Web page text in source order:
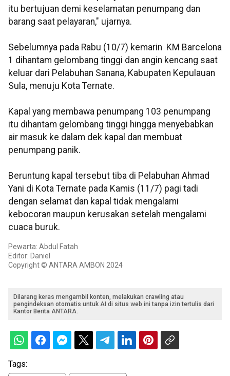
itu bertujuan demi keselamatan penumpang dan
barang saat pelayaran," ujarnya.
Sebelumnya pada Rabu (10/7) kemarin KM Barcelona
1 dihantam gelombang tinggi dan angin kencang saat
keluar dari Pelabuhan Sanana, Kabupaten Kepulauan
Sula, menuju Kota Ternate.
Kapal yang membawa penumpang 103 penumpang
itu dihantam gelombang tinggi hingga menyebabkan
air masuk ke dalam dek kapal dan membuat
penumpang panik.
Beruntung kapal tersebut tiba di Pelabuhan Ahmad
Yani di Kota Ternate pada Kamis (11/7) pagi tadi
dengan selamat dan kapal tidak mengalami
kebocoran maupun kerusakan setelah mengalami
cuaca buruk.
Pewarta: Abdul Fatah
Editor: Daniel
Copyright © ANTARA AMBON 2024
Dilarang keras mengambil konten, melakukan crawling atau
pengindeksan otomatis untuk AI di situs web ini tanpa izin tertulis dari
Kantor Berita ANTARA.
Tags: